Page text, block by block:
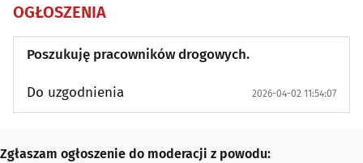
OGŁOSZENIA
Poszukuję pracowników drogowych.
Do uzgodnienia 2026-04-02 11:54:07
Zgłaszam ogłoszenie do moderacji z powodu:
Zgłaszam ogłoszenie do moderacji z powodu: